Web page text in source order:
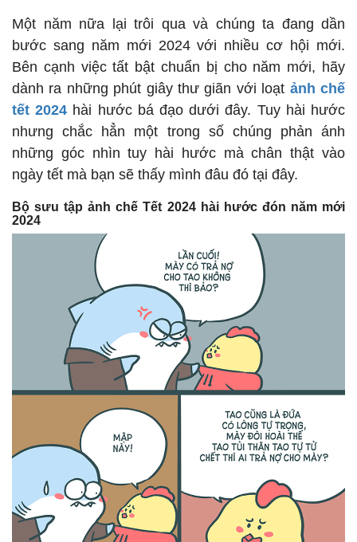
Một năm nữa lại trôi qua và chúng ta đang dần
bước sang năm mới 2024 với nhiều cơ hội mới.
Bên cạnh việc tất bật chuẩn bị cho năm mới, hãy
dành ra những phút giây thư giãn với loạt ảnh chế
tết 2024 hài hước bá đạo dưới đây. Tuy hài hước
nhưng chắc hẳn một trong số chúng phản ánh
những góc nhìn tuy hài hước mà chân thật vào
ngày tết mà bạn sẽ thấy mình đâu đó tại đây.
Bộ sưu tập ảnh chế Tết 2024 hài hước đón năm mới
2024